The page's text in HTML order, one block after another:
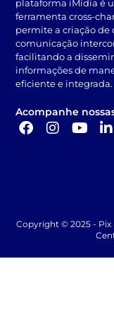
plataforma iMídia é
ferramenta cross-
permite a criação de
comunicação
facilitando a
informações de
eficiente e integrada.
Acompanhe
Copyright © 2025 - Pix